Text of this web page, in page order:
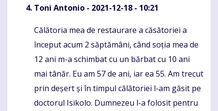
Toni Antonio - 2021-12-18 - 10:21
Komentaras
Călătoria mea de restaurare a căsătoriei a
început acum 2 săptămâni, când soția mea de
12 ani m-a schimbat cu un bărbat cu 10 ani
mai tânăr. Eu am 57 de ani, iar ea 55. Am trecut
prin deșert și în timpul călătoriei l-am găsit pe
doctorul Isikolo. Dumnezeu l-a folosit pentru